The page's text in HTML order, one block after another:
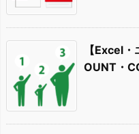
【Excel
OUNT・